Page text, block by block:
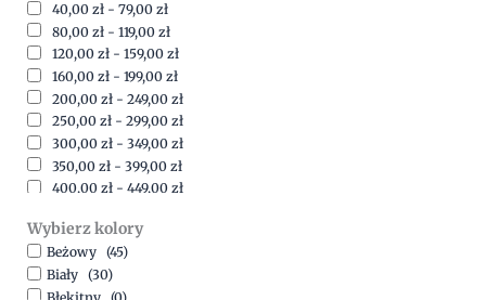
Swetry Damskie (19)
Szorty (7)
40,00 zł - 79,00 zł
80,00 zł - 119,00 zł
120,00 zł - 159,00 zł
160,00 zł - 199,00 zł
200,00 zł - 249,00 zł
250,00 zł - 299,00 zł
300,00 zł - 349,00 zł
350,00 zł - 399,00 zł
400,00 zł - 449,00 zł
500,00zł-1500,00
Wybierz kolory
Beżowy (45)
Biały (30)